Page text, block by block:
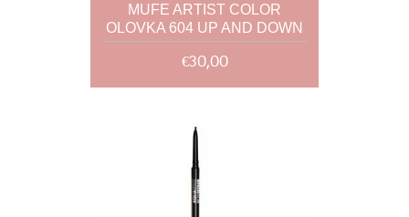
MUFE ARTIST COLOR
OLOVKA 604 UP AND DOWN
TAN 1,41G
€30,00